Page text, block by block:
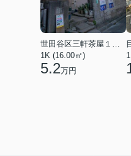
1K (16.00㎡)
5.2万円